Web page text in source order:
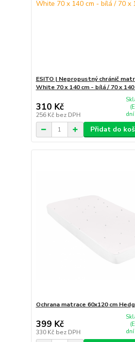
ESITO | Nepropustný chránič
White 70 x 140 cm - bílá / 70 x 140
310 Kč
256 Kč bez DPH
dní
Přidat do
Ochrana matrace 60x120 cm
399 Kč
330 Kč bez DPH
dní